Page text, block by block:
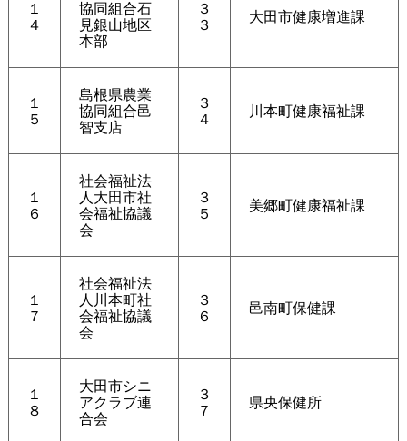
１
４
協同組合石
見銀山地区
本部
３
３ 大田市健康増進課
１
５
島根県農業
協同組合邑
智支店
３
４ 川本町健康福祉課
１
６
社会福祉法
人大田市社
会福祉協議
会
３
５ 美郷町健康福祉課
１
７
社会福祉法
人川本町社
会福祉協議
会
３
６ 邑南町保健課
１
８
大田市シニ
アクラブ連
合会
３
７ 県央保健所